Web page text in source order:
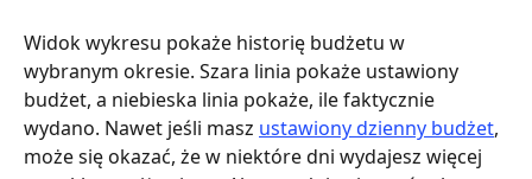
Widok wykresu pokaże historię budżetu w
wybranym okresie. Szara linia pokaże ustawiony
budżet, a niebieska linia pokaże, ile faktycznie
wydano. Nawet jeśli masz ustawiony dzienny budżet,
może się okazać, że w niektóre dni wydajesz więcej